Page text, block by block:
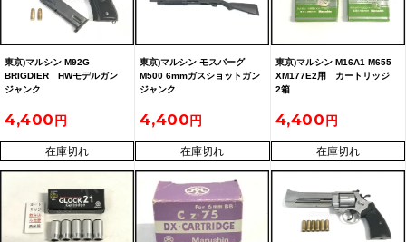
東京)マルシン M92G
BRIGDIER HWモデルガン
ジャンク
4,400
在庫切れ
東京)マルシン モスバーグ
M500 6mmガスショットガン
ジャンク
4,400
在庫切れ
東京)マルシン M16A1 M655
XM177E2用 カートリッジ
2箱
4,400
在庫切れ